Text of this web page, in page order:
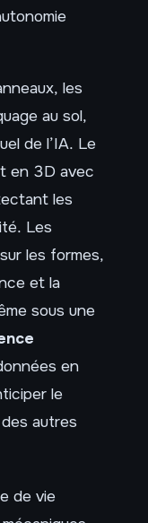
les
au sol,
de l’IA. Le
en 3D avec
les
Les
les formes,
et la
sous une
en
le
autres
de vie